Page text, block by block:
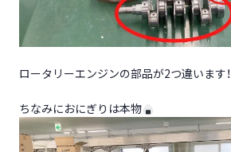
ロータリーエンジンの部品が2つ違います！
ちなみにおにぎりは本物